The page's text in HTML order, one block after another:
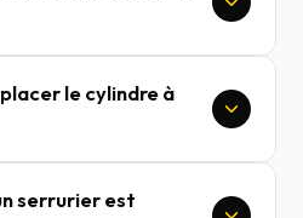
le cylindre à
serrurier est